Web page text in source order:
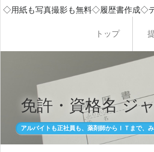
◇用紙も写真撮影も無料◇履歴書作成◇
トップ
免許・資格名 ジ
アルバイトも正社員も、薬剤師からＩＴまで、